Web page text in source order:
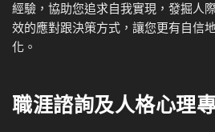
經驗，協助您追求自我實現，發掘人
效的應對跟決策方式，讓您更有自信
化。
職涯諮詢及人格心理